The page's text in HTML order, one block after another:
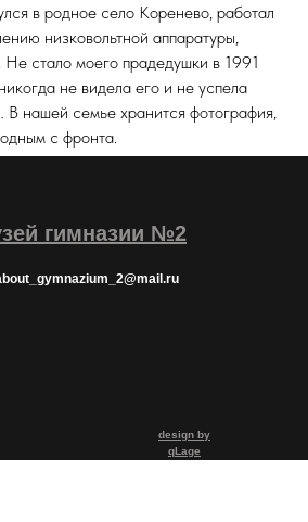
в родное село Коренево, работал
низковольтной аппаратуры,
Не стало моего прадедушки в 1991
не видела его и не успела
В нашей семье хранится фотография,
с фронта.
гимназии №2
design by
qLage